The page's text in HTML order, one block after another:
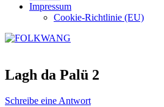
Impressum
Cookie-Richtlinie (EU)
Lagh da Palü 2
Schreibe eine Antwort